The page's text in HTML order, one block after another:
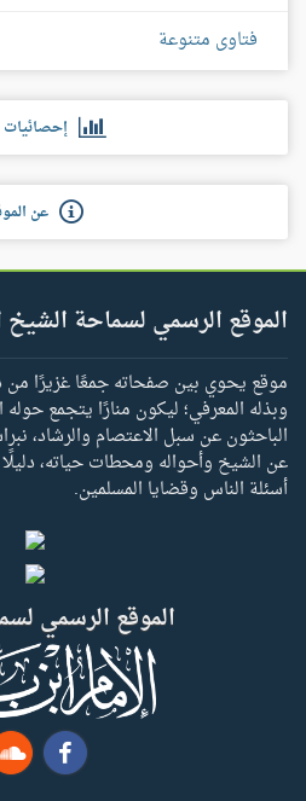
فتاوى متنوعة
إحصائيات
عن
الموقع الرسمي لسماحة الشيخ
موقع يحوي بين صفحاته جمعًا غزيرًا من
وبذله المعرفي؛ ليكون منارًا يتجمع حوله
الباحثون عن سبل الاعتصام والرشاد،
عن الشيخ وأحواله ومحطات حياته، دليلًا
أسئلة الناس وقضايا المسلمين.
الموقع الرسمي